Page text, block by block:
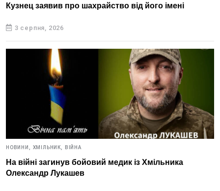
Кузнец заявив про шахрайство від його імені
3 серпня, 2026
НОВИНИ, ХМІЛЬНИК, ВІЙНА
На війні загинув бойовий медик із Хмільника
Олександр Лукашев